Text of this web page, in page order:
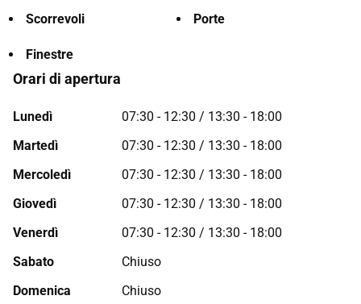
Scorrevoli Porte
Finestre
Orari di apertura
Lunedì
07:30 - 12:30 / 13:30 - 18:00
Martedì
07:30 - 12:30 / 13:30 - 18:00
Mercoledì
07:30 - 12:30 / 13:30 - 18:00
Giovedì
07:30 - 12:30 / 13:30 - 18:00
Venerdì
07:30 - 12:30 / 13:30 - 18:00
Sabato
Chiuso
Domenica
Chiuso